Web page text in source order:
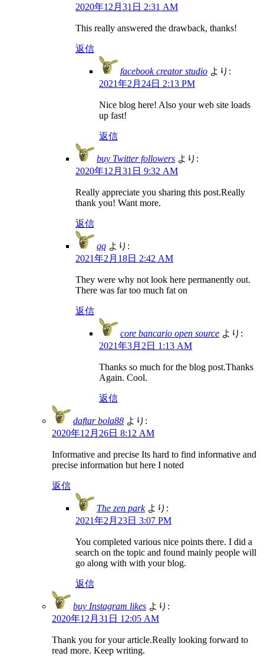
2020年12月31日 2:31 AM
This really answered the drawback, thanks!
返信
facebook creator studio より:
2021年2月24日 2:13 PM
Nice blog here! Also your web site loads
up fast!
返信
buy Twitter followers より:
2020年12月31日 9:32 AM
Really appreciate you sharing this post.Really
thank you! Want more.
返信
qq より:
2021年2月18日 2:42 AM
They were why not look here permanently out.
There was far too much fat on
返信
core bancario open source より:
2021年3月2日 1:13 AM
Thanks so much for the blog post.Thanks
Again. Cool.
返信
daftar bola88 より:
2020年12月26日 8:12 AM
Informative and precise Its hard to find informative and
precise information but here I noted
返信
The zen park より:
2021年2月23日 3:07 PM
You completed various nice points there. I did a
search on the topic and found mainly people will
go along with with your blog.
返信
buy Instagram likes より:
2020年12月31日 12:05 AM
Thank you for your article.Really looking forward to
read more. Keep writing.